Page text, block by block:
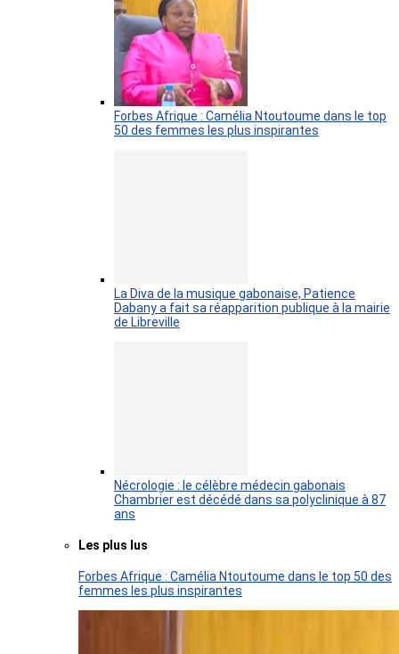
Forbes Afrique : Camélia Ntoutoume dans le top
50 des femmes les plus inspirantes
La Diva de la musique gabonaise, Patience
Dabany a fait sa réapparition publique à la mairie
de Libreville
Nécrologie : le célèbre médecin gabonais
Chambrier est décédé dans sa polyclinique à 87
ans
Les plus lus
Forbes Afrique : Camélia Ntoutoume dans le top 50 des
femmes les plus inspirantes